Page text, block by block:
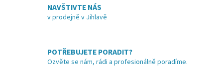
NAVŠTIVTE NÁS
v prodejně v Jihlavě
POTŘEBUJETE PORADIT?
Ozvěte se nám, rádi a profesionálně poradíme.